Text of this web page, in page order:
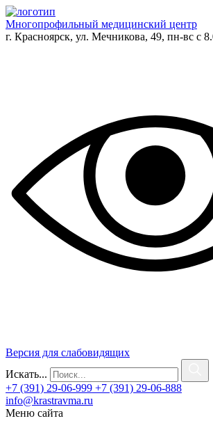
Многопрофильный медицинский центр
г. Красноярск, ул. Мечникова, 49, пн-вс с
Версия для слабовидящих
Искать...
+7 (391) 29-06-999 +7 (391) 29-06-888
info@krastravma.ru
Меню сайта